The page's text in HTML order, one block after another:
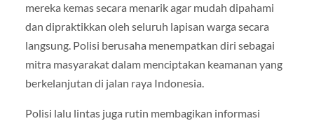
mereka kemas secara menarik agar mudah dipahami
dan dipraktikkan oleh seluruh lapisan warga secara
langsung. Polisi berusaha menempatkan diri sebagai
mitra masyarakat dalam menciptakan keamanan yang
berkelanjutan di jalan raya Indonesia.
Polisi lalu lintas juga rutin membagikan informasi